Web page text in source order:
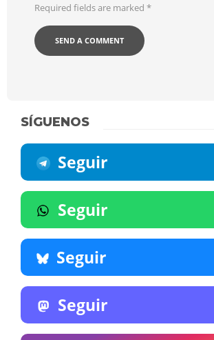
Required fields are marked *
SÍGUENOS
Seguir
Seguir
Seguir
Seguir